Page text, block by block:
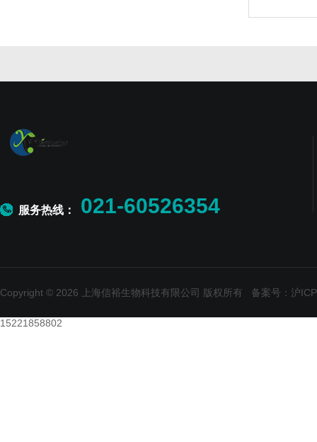
服务热线： 021-60526354
Copyright © 2026 上海信裕生物科技有限公司 版权所有 备案号：沪
15221858802